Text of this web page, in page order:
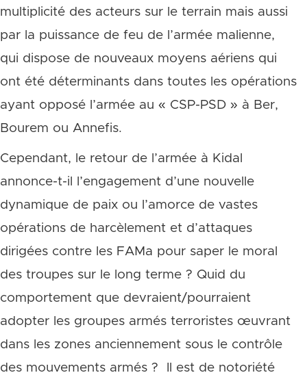
multiplicité des acteurs sur le terrain mais aussi
par la puissance de feu de l’armée malienne,
qui dispose de nouveaux moyens aériens qui
ont été déterminants dans toutes les opérations
ayant opposé l’armée au « CSP-PSD » à Ber,
Bourem ou Annefis.
Cependant, le retour de l’armée à Kidal
annonce-t-il l’engagement d’une nouvelle
dynamique de paix ou l’amorce de vastes
opérations de harcèlement et d’attaques
dirigées contre les FAMa pour saper le moral
des troupes sur le long terme ? Quid du
comportement que devraient/pourraient
adopter les groupes armés terroristes œuvrant
dans les zones anciennement sous le contrôle
des mouvements armés ? Il est de notoriété